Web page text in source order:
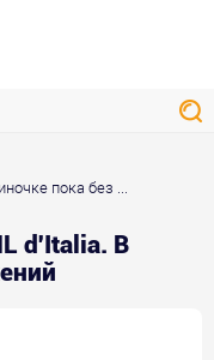
пока без ...
d'Italia. В